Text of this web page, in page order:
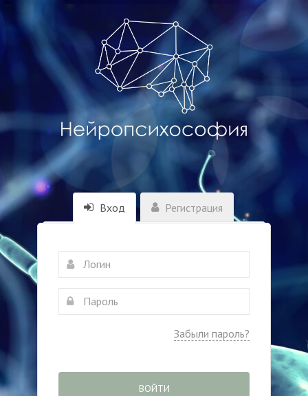
Вход Регистрация
Забыли пароль?
ВОЙТИ